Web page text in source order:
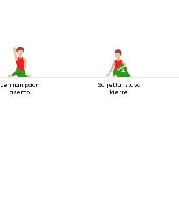
Lehmän pään
asento
Suljettu istuva
kierre